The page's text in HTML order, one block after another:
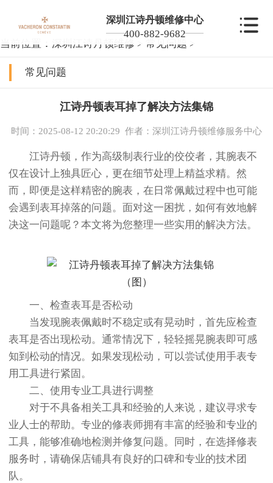
深圳江诗丹顿维修中心
400-882-9682
当前位置： 深圳江诗丹顿维修 > 常见问题 >
常见问题
江诗丹顿表耳掉了解决方法集锦
时间：2025-08-12 20:20:29 作者：深圳江诗丹顿维修服务中心
江诗丹顿，作为高级制表行业的佼佼者，其腕表不
仅在设计上独具匠心，更在细节处理上精益求精。然
而，即便是这样精密的腕表，在日常佩戴过程中也可能
会遇到表耳掉落的问题。面对这一困扰，如何有效地解
决这一问题呢？本文将为您整理一些实用的解决方法。
一、检查表耳是否松动
当发现腕表佩戴时不稳定或有晃动时，首先应检查
表耳是否出现松动。通常情况下，轻轻摇晃腕表即可感
知到松动的情况。如果发现松动，可以尝试使用手表专
用工具进行紧固。
二、使用专业工具进行调整
对于不具备相关工具和经验的人来说，建议寻求专
业人士的帮助。专业的修表师拥有丰富的经验和专业的
工具，能够准确地检测并修复问题。同时，在选择修表
服务时，请确保店铺具有良好的口碑和专业的技术团
队。